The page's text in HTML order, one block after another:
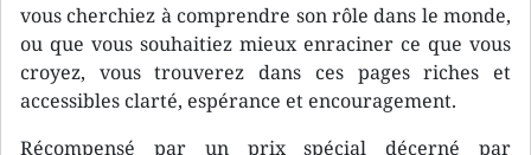
vous cherchiez à comprendre son rôle dans le monde,
ou que vous souhaitiez mieux enraciner ce que vous
croyez, vous trouverez dans ces pages riches et
accessibles clarté, espérance et encouragement.
Récompensé par un prix spécial décerné par